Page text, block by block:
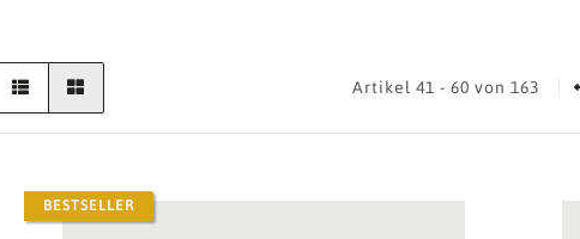
Artikel 41 - 60 von 163
BESTSELLER